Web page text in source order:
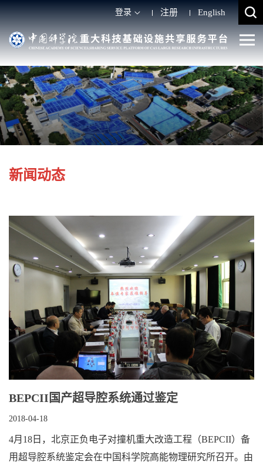
登录 注册 English
新闻动态
BEPCII国产超导腔系统通过鉴定
2018-04-18
4月18日，北京正负电子对撞机重大改造工程（BEPCII）备
用超导腔系统鉴定会在中国科学院高能物理研究所召开。由